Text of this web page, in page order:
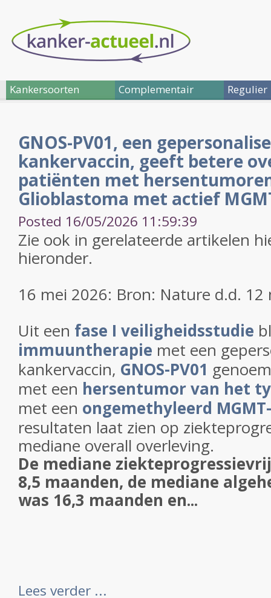
Kankersoorten Complementair Regulier
GNOS-PV01, een
kankervaccin, geeft betere
patiënten met
Glioblastoma met actief
Posted 16/05/2026 11:59:39
Zie ook in gerelateerde artikelen
hieronder.
16 mei 2026: Bron: Nature d.d. 12
Uit een fase I veiligheidsstudie
immuuntherapie met een
kankervaccin, GNOS-PV01
met een hersentumor van het
met een ongemethyleerd
resultaten laat zien op
mediane overall overleving.
De mediane
8,5 maanden, de mediane
was 16,3 maanden en...
Lees verder ...